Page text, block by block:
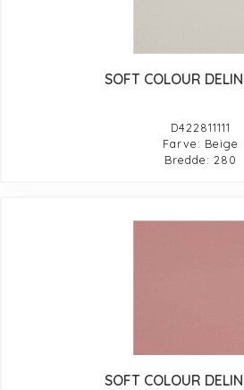
SOFT COLOUR
D422811111
Farve: Beige
Bredde: 280
SOFT COLOUR